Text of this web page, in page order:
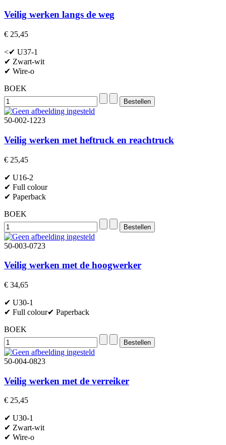
Veilig werken langs de weg
€ 25,45
<✔ U37-1
✔ Zwart-wit
✔ Wire-o
BOEK
50-002-1223
Veilig werken met heftruck en reachtruck
€ 25,45
✔ U16-2
✔ Full colour
✔ Paperback
BOEK
50-003-0723
Veilig werken met de hoogwerker
€ 34,65
✔ U30-1
✔ Full colour✔ Paperback
BOEK
50-004-0823
Veilig werken met de verreiker
€ 25,45
✔ U30-1
✔ Zwart-wit
✔ Wire-o